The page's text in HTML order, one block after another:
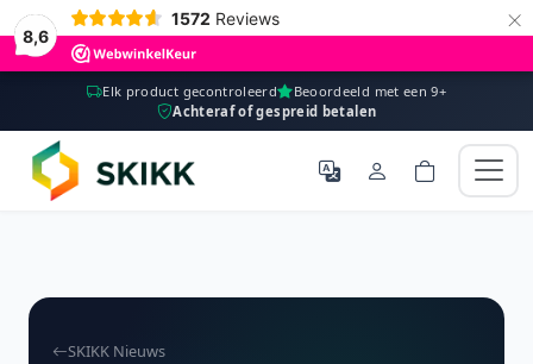
8,6
1572 Reviews ×
Elk product gecontroleerd
Beoordeeld met een 9+
Achteraf of gespreid betalen
SKIKK Nieuws